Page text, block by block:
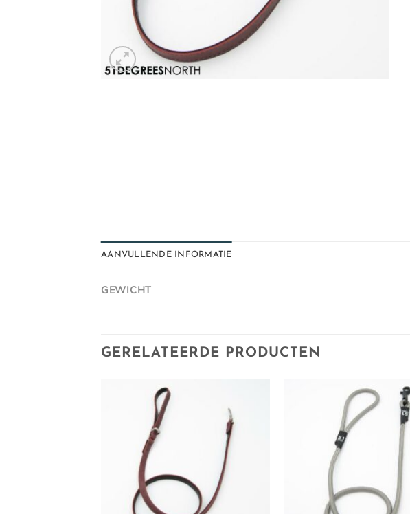
AANVULLENDE INFORMATIE
GEWICHT
GERELATEERDE PRODUCTEN